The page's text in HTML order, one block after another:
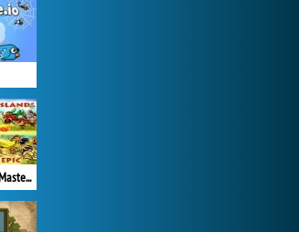
Civilizations Wars Master Edition